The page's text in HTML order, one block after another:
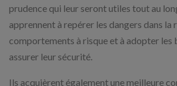
prudence qui leur seront utiles tout au
apprennent à repérer les dangers dans la
comportements à risque et à adopter les
assurer leur sécurité.
Ils acquièrent également une meilleure